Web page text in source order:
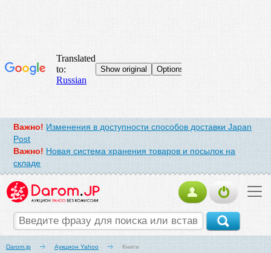
Важно! Изменения в доступности способов доставки Japan
Post
Важно! Новая система хранения товаров и посылок на
складе
Darom.jp Аукцион Yahoo Книги